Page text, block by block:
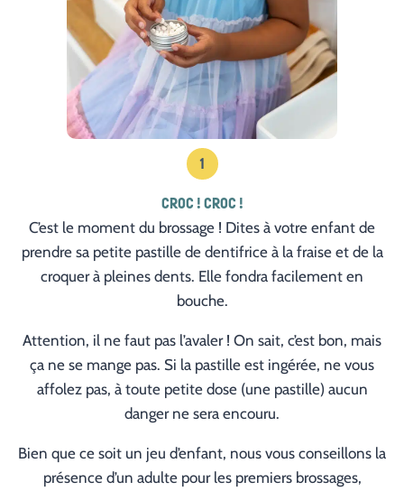
1
CROC ! CROC !
C’est le moment du brossage ! Dites à votre enfant de
prendre sa petite pastille de dentifrice à la fraise et de la
croquer à pleines dents. Elle fondra facilement en
bouche.
Attention, il ne faut pas l’avaler ! On sait, c’est bon, mais
ça ne se mange pas. Si la pastille est ingérée, ne vous
affolez pas, à toute petite dose (une pastille) aucun
danger ne sera encouru.
Bien que ce soit un jeu d’enfant, nous vous conseillons la
présence d’un adulte pour les premiers brossages,